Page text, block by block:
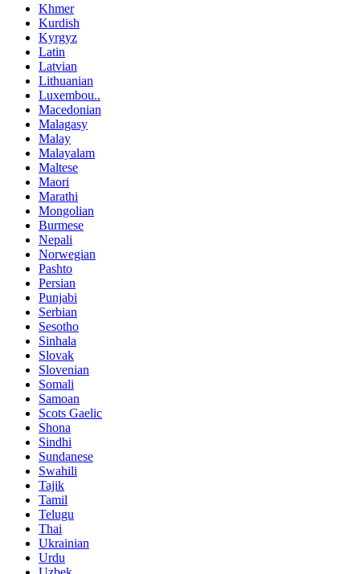
Khmer
Kurdish
Kyrgyz
Latin
Latvian
Lithuanian
Luxembou..
Macedonian
Malagasy
Malay
Malayalam
Maltese
Maori
Marathi
Mongolian
Burmese
Nepali
Norwegian
Pashto
Persian
Punjabi
Serbian
Sesotho
Sinhala
Slovak
Slovenian
Somali
Samoan
Scots Gaelic
Shona
Sindhi
Sundanese
Swahili
Tajik
Tamil
Telugu
Thai
Ukrainian
Urdu